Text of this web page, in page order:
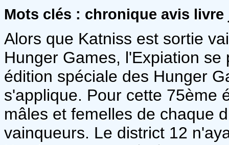
Mots clés : chronique avis
Alors que Katniss est sortie
Hunger Games, l'Expiation
édition spéciale des Hunger
s'applique. Pour cette 75ème
mâles et femelles de chaque
vainqueurs. Le district 12